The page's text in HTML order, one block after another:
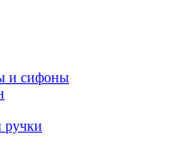
и сифоны
ручки